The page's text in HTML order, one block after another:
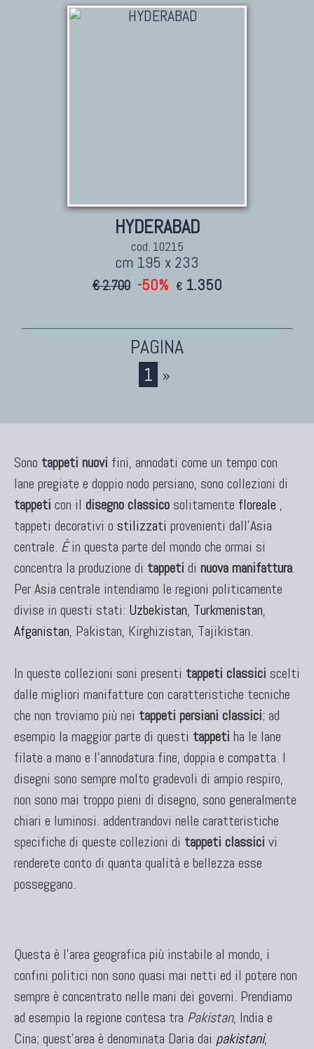
Collezione Hyderabad
Collezione Peshawar
Collezione Zigler
Tappeti Caucasici Antichi: Kazak
Tappeti Caucasici Antichi: Karabagh
Tappeti Caucasici Vecchi E Nuovi
TAPPETI ANTICHI DA COLLEZIONE
Tappeti Anatolici Antichi
Tappeti Cinesi Antichi
Tappeti Turcomanni Antichi
Tappeti Agra Antichi E Antica Asia
Kilim Vecchi E Antichi
Kilim Nuovi
Nuovissimi Kilim India
Arazzi E Ricami
TAPPETI PER ARREDAMENTO
Tappeti Turchi Vecchi E Nuovi
Tappeti Turcomanni Vecchi E Nuovi
Tappeti Ghazni
Tappeti Beluci
HYDERABAD
cod. 10215
cm 195 x 233
€ 2.700 -50% € 1.350
1 »
Sono tappeti nuovi fini, annodati come un tempo con
lane pregiate e doppio nodo persiano, sono collezioni di
tappeti con il disegno classico solitamente floreale ,
tappeti decorativi o stilizzati provenienti dall'Asia
centrale. Èin questa parte del mondo che ormai si
concentra la produzione di tappeti di nuova manifattura.
Per Asia centrale intendiamo le regioni politicamente
divise in questi stati: Uzbekistan, Turkmenistan,
Afganistan, Pakistan, Kirghizistan, Tajikistan.
In queste collezioni soni presenti tappeti classici scelti
dalle migliori manifatture con caratteristiche tecniche
che non troviamo più nei tappeti persiani classici; ad
esempio la maggior parte di questi tappeti ha le lane
filate a mano e l'annodatura fine, doppia e compatta. I
disegni sono sempre molto gradevoli di ampio respiro,
non sono mai troppo pieni di disegno, sono generalmente
chiari e luminosi. addentrandovi nelle caratteristiche
specifiche di queste collezioni di tappeti classici vi
renderete conto di quanta qualità e bellezza esse
posseggano.
Questa è l'area geografica più instabile al mondo, i
confini politici non sono quasi mai netti ed il potere non
sempre è concentrato nelle mani dei governi. Prendiamo
ad esempio la regione contesa tra Pakistan, India e
Cina; quest'area è denominata Daria dai pakistani,